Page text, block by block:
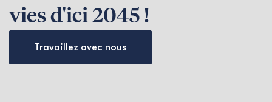
vies d'ici 2045 !
Travaillez avec nous